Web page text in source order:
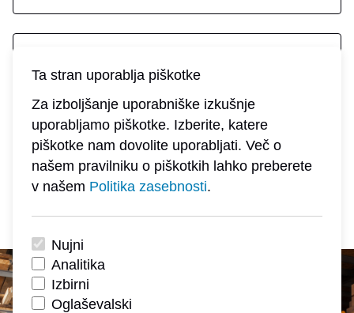
Ta stran uporablja piškotke
Za izboljšanje uporabniške izkušnje
uporabljamo piškotke. Izberite, katere
piškotke nam dovolite uporabljati. Več o
našem pravilniku o piškotkih lahko preberete
v našem Politika zasebnosti.
Nujni
Analitika
Izbirni
Oglaševalski
Geslo
Prijava
Pozabljeno geslo?